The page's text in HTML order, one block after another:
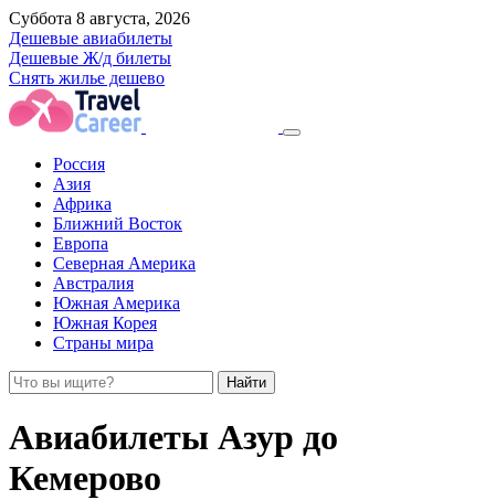
Суббота 8 августа, 2026
Дешевые авиабилеты
Дешевые Ж/д билеты
Снять жилье дешево
Россия
Азия
Африка
Ближний Восток
Европа
Северная Америка
Австралия
Южная Америка
Южная Корея
Страны мира
Найти
Авиабилеты Азур до
Кемерово